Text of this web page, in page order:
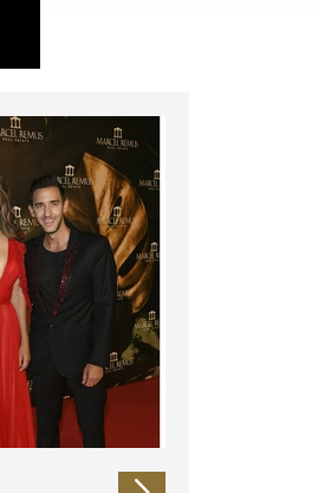
die sie im Rahmen Ihrer Nutzung